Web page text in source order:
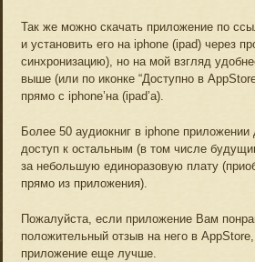
Так же можно скачать приложение по
и установить его на iphone (ipad) через
синхронизацию), но на мой взгляд
выше (или по иконке “Доступно в
прямо с iphone’на (ipad’а).
Более 50 аудиокниг в iphone приложении
доступ к остальным (в том числе
за небольшую единоразовую плату
прямо из приложения).
Пожалуйста, если приложение Вам
положительный отзыв на него в
приложение еще лучше.